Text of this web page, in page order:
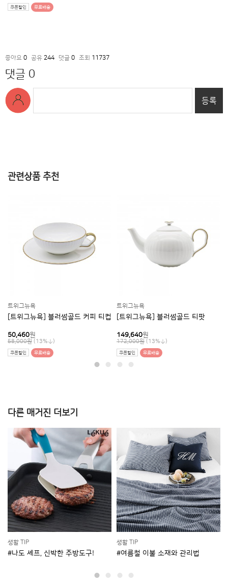
쿠폰할인 무료배송
좋아요 0 공유 244 댓글 0 조회 11737
댓글 0
등록
관련상품 추천
트위그뉴욕
[트위그뉴욕] 블러썸골드 티팟
149,640
172,000원 (13%
쿠폰할인 무료배송
트위그뉴욕
[트위그뉴욕] 블러썸골드 티세트
250,560원
288,000원 (13%
쿠폰할인 무료배송
다른 매거진 더보기
생활 TIP
#여름철 이불 소재와 관리법
생활 TIP
#텀블러, 알고 고르자